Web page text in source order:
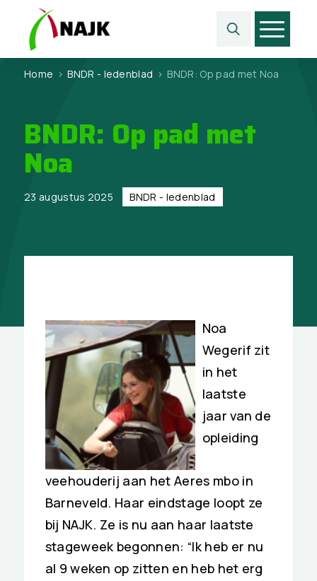
Home > BNDR - ledenblad > BNDR: Op pad met Noa
BNDR: Op pad met
Noa
23 augustus 2025 BNDR - ledenblad
Noa
Wegerif zit
in het
laatste
jaar van de
opleiding
veehouderij aan het Aeres mbo in
Barneveld. Haar eindstage loopt ze
bij NAJK. Ze is nu aan haar laatste
stageweek begonnen: “Ik heb er nu
al 9 weken op zitten en heb het erg